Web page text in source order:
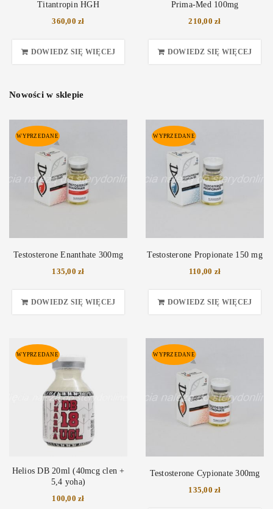
Titantropin HGH
360,00zł
DOWIEDZ SIĘ WIĘCEJ
Prima-Med 100mg
210,00zł
DOWIEDZ SIĘ WIĘCEJ
Nowości w sklepie
WYPRZEDANE
Testosterone Enanthate 300mg
135,00zł
DOWIEDZ SIĘ WIĘCEJ
WYPRZEDANE
Testosterone Propionate 150 mg
110,00 zł
DOWIEDZ SIĘ WIĘCEJ
WYPRZEDANE
Helios DB 20ml (40mcg clen +
5,4 yoha)
100,00zł
WYPRZEDANE
Testosterone Cypionate 300mg
135,00zł